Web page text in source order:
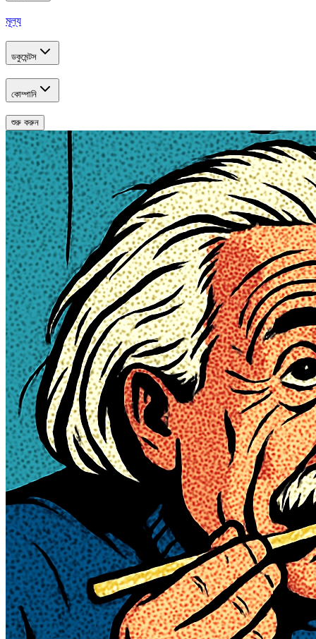
মূল্য
ডকুমেন্টস
কোম্পানি
শুরু করুন